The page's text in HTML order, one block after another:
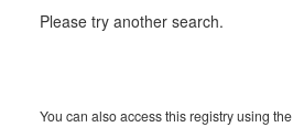
Please try another search.
You can also access this registry using the